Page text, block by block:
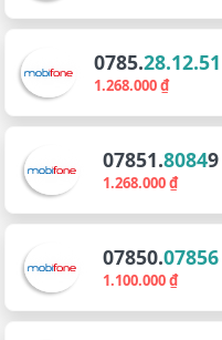
0785.28.12.51
1.268.000 ₫
07851.80849
1.268.000 ₫
07850.07856
1.100.000 ₫